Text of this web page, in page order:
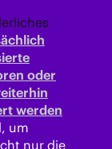
oder
werden
um
nur die